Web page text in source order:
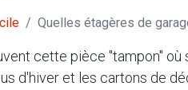
Quelles étagères de
cette pièce "tampon" où
d'hiver et les cartons de